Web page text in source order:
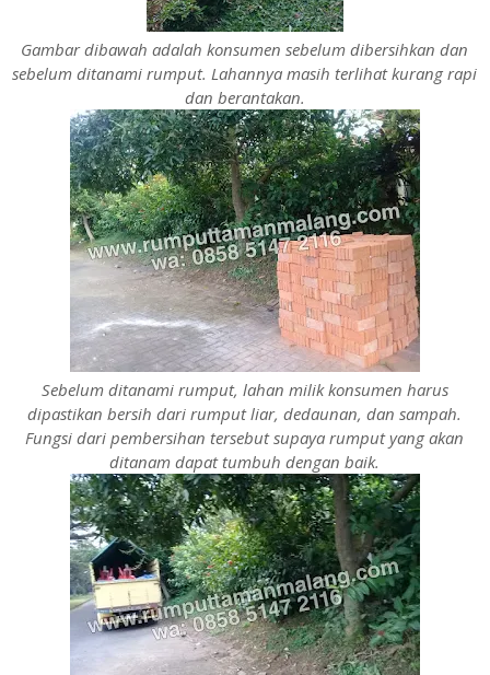
Gambar dibawah adalah konsumen sebelum dibersihkan dan
sebelum ditanami rumput. Lahannya masih terlihat kurang rapi
dan berantakan.
Sebelum ditanami rumput, lahan milik konsumen harus
dipastikan bersih dari rumput liar, dedaunan, dan sampah.
Fungsi dari pembersihan tersebut supaya rumput yang akan
ditanam dapat tumbuh dengan baik.